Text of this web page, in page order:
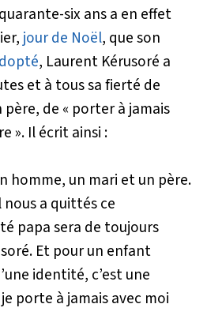
six ans a en effet
jour de Noël, que son
, Laurent Kérusoré a
et à tous sa fierté de
de « porter à jamais
». Il écrit ainsi :
homme, un mari et un père.
a quittés ce
papa sera de toujours
Et pour un enfant
identité, c’est une
porte à jamais avec moi